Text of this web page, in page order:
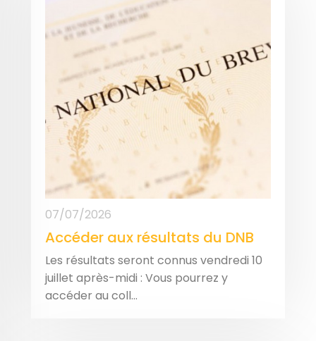
07/07/2026
Accéder aux résultats du DNB
Les résultats seront connus vendredi 10
juillet après-midi : Vous pourrez y
accéder au coll...